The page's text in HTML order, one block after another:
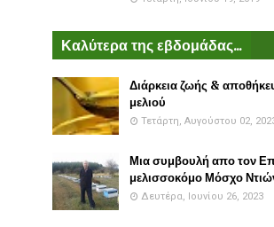
Καλύτερα της εβδομάδας...
Διάρκεια ζωής &
μελιού
Τετάρτη, Αυγούστου 02,
Μια συμβουλή απο τον
μελισσοκόμο Μόσχο
Δευτέρα, Ιουνίου 26, 2023